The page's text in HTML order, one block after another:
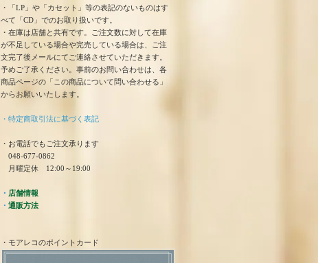
・「LP」や「カセット」等の表記のないものはす
べて「CD」でのお取り扱いです。
・在庫は店舗と共有です。ご注文数に対して在庫
が不足している場合や完売している場合は、ご注
文完了後メールにてご連絡させていただきます。
予めご了承ください。事前のお問い合わせは、各
商品ページの「この商品について問い合わせる」
からお願いいたします。
・特定商取引法に基づく表記
・お電話でもご注文承ります
048-677-0862
月曜定休 12:00～19:00
・ 店舗情報
・ 通販方法
・モアレコのポイントカード